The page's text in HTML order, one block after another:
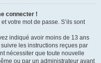
connecter !
votre mot de passe. S’ils sont
indiqué avoir moins de 13 ans
les instructions reçues par
nécessiter que toute nouvelle
ou par un administrateur avant